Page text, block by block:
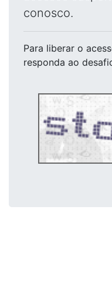
conosco.
Para liberar o
responda ao